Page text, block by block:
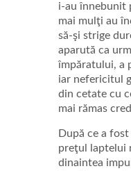
i-au înnebunit
mai mulţi au
să-şi strige
aparută ca
împăratului, a
iar nefericitul
din cetate cu
mai rămas
După ce a
preţul laptelui
dinaintea